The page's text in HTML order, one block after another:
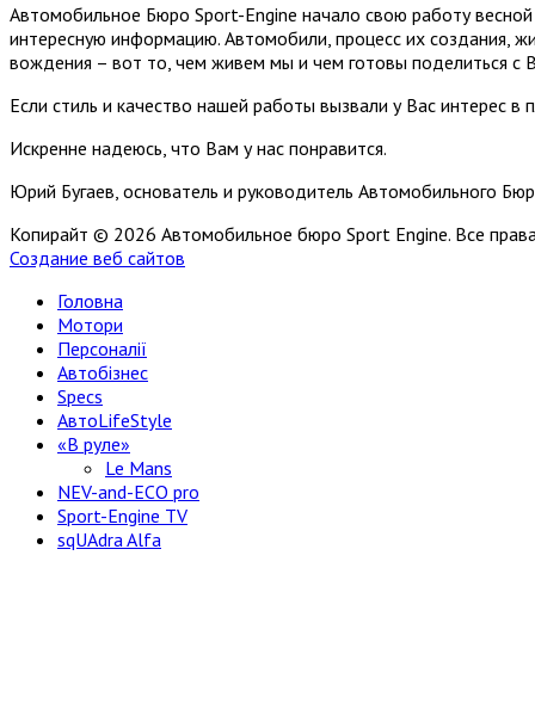
Автомобильное Бюро Sport-Engine начало свою работу
интересную информацию. Автомобили, процесс их создания,
вождения – вот то, чем живем мы и чем готовы поделиться с
Если стиль и качество нашей работы вызвали у Вас интерес в
Искренне надеюсь, что Вам у нас понравится.
Юрий Бугаев, основатель и руководитель Автомобильного
Копирайт © 2026 Автомобильное бюро Sport Engine. Все
Создание веб сайтов
Головна
Мотори
Персоналії
Автобізнес
Specs
АвтоLifeStyle
«В руле»
Le Mans
NEV-and-ECO pro
Sport-Engine TV
sqUAdra Alfa